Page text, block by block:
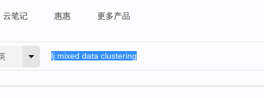
云笔记 惠惠 更多产品